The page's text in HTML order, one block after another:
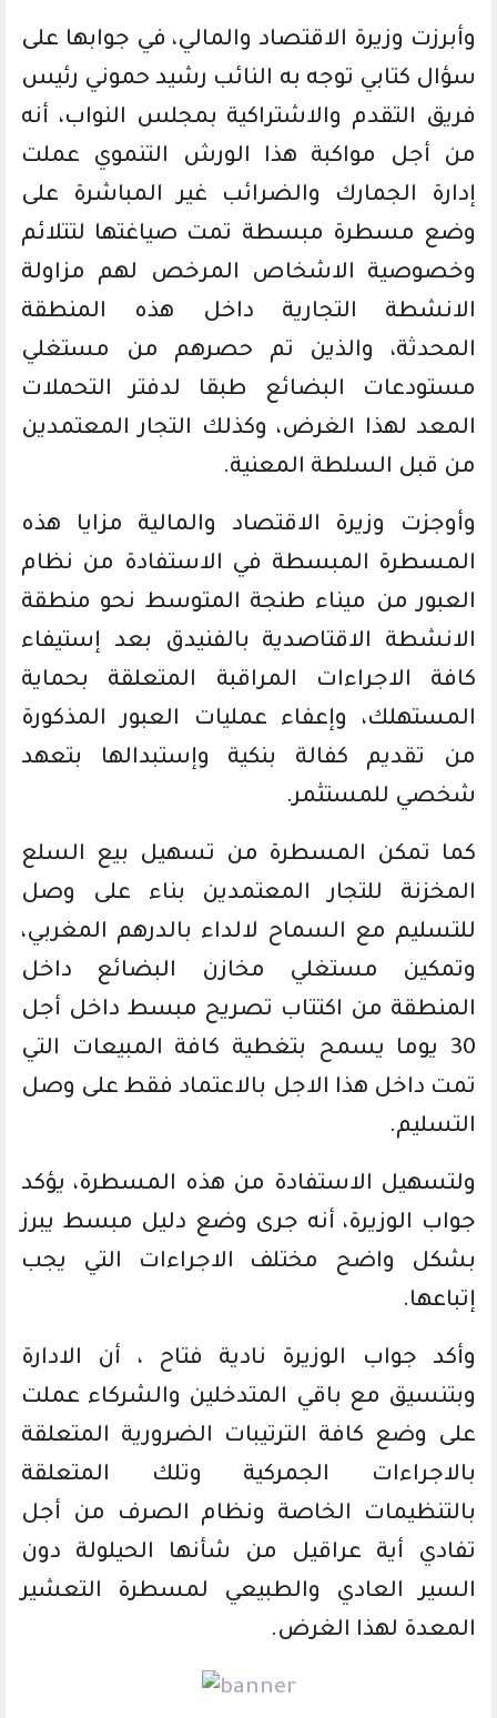
وأبرزت وزيرة الاقتصاد والمالي، في جوابها على
سؤال كتابي توجه به النائب رشيد حموني رئيس
فريق التقدم والاشتراكية بمجلس النواب، أنه
من أجل مواكبة هذا الورش التنموي عملت
إدارة الجمارك والضرائب غير المباشرة على
وضع مسطرة مبسطة تمت صياغتها لتتلائم
وخصوصية الاشخاص المرخص لهم مزاولة
الانشطة التجارية داخل هذه المنطقة
المحدثة، والذين تم حصرهم من مستغلي
مستودعات البضائع طبقا لدفتر التحملات
المعد لهذا الغرض، وكذلك التجار المعتمدين
من قبل السلطة المعنية.
وأوجزت وزيرة الاقتصاد والمالية مزايا هذه
المسطرة المبسطة في الاستفادة من نظام
العبور من ميناء طنجة المتوسط نحو منطقة
الانشطة الاقتاصدية بالفنيدق بعد إستيفاء
كافة الاجراءات المراقبة المتعلقة بحماية
المستهلك، وإعفاء عمليات العبور المذكورة
من تقديم كفالة بنكية وإستبدالها بتعهد
شخصي للمستثمر.
كما تمكن المسطرة من تسهيل بيع السلع
المخزنة للتجار المعتمدين بناء على وصل
للتسليم مع السماح لالداء بالدرهم المغربي،
وتمكين مستغلي مخازن البضائع داخل
المنطقة من اكتتاب تصريح مبسط داخل أجل
30 يوما يسمح بتغطية كافة المبيعات التي
تمت داخل هذا الاجل بالاعتماد فقط على وصل
التسليم.
ولتسهيل الاستفادة من هذه المسطرة، يؤكد
جواب الوزيرة، أنه جرى وضع دليل مبسط يبرز
بشكل واضح مختلف الاجراءات التي يجب
إتباعها.
وأكد جواب الوزيرة نادية فتاح ، أن الادارة
وبتنسيق مع باقي المتدخلين والشركاء عملت
على وضع كافة الترتيبات الضرورية المتعلقة
بالاجراءات الجمركية وتلك المتعلقة
بالتنظيمات الخاصة ونظام الصرف من أجل
تفادي أية عراقيل من شأنها الحيلولة دون
السير العادي والطبيعي لمسطرة التعشير
المعدة لهذا الغرض.